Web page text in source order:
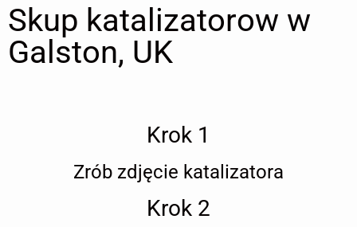
Skup katalizatorow w
Galston, UK
Krok 1
Zrób zdjęcie katalizatora
Krok 2